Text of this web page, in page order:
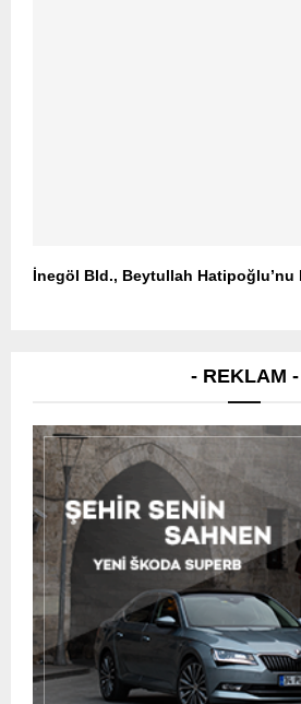
İnegöl Bld., Beytullah Hatipoğlu’nu
- REKLAM -